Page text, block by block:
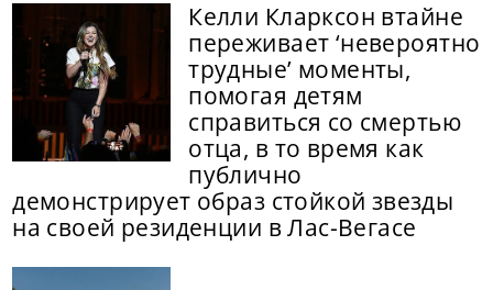
Келли Кларксон втайне
переживает ‘невероятно
трудные’ моменты,
помогая детям
справиться со смертью
отца, в то время как
публично
демонстрирует образ стойкой звезды
на своей резиденции в Лас-Вегасе